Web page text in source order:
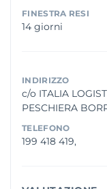
FINESTRA RESI
14 giorni
INDIRIZZO
c/o ITALIA
PESCHIERA
TELEFONO
199 418 419,